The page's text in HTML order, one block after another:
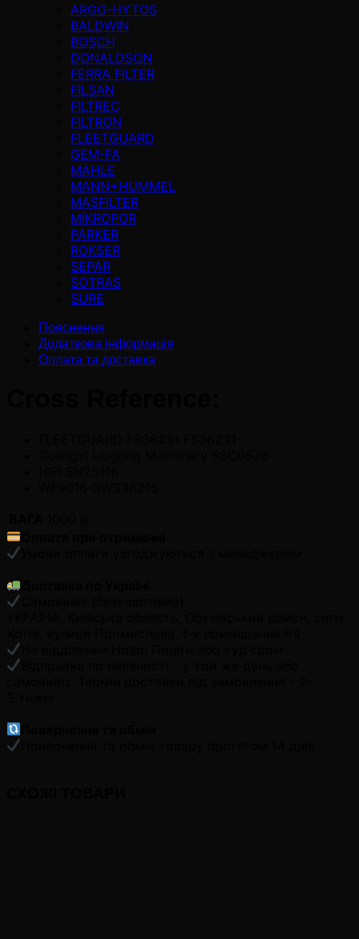
ARGO-HYTOS
BALDWIN
BOSCH
DONALDSON
FERRA FILTER
FİLSAN
FILTREC
FILTRON
FLEETGUARD
GEM-FA
MAHLE
MANN+HUMMEL
MASFİLTER
MİKROPOR
PARKER
ROKSER
SEPAR
SOTRAS
SURE
Пояснення
Додаткова інформація
Оплата та доставка